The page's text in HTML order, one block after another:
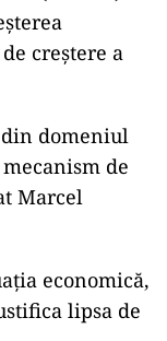
creștere a
domeniul
de
Marcel
economică,
lipsa de